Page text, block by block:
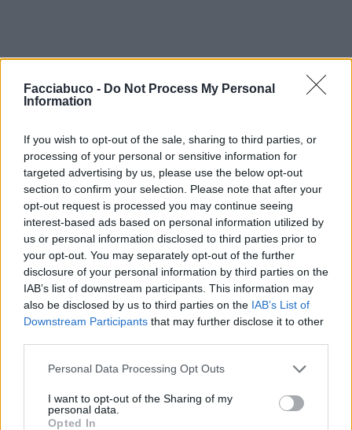
Facciabuco - Do Not Process My Personal
Information
If you wish to opt-out of the sale, sharing to third parties, or
processing of your personal or sensitive information for
targeted advertising by us, please use the below opt-out
section to confirm your selection. Please note that after your
opt-out request is processed you may continue seeing
interest-based ads based on personal information utilized by
us or personal information disclosed to third parties prior to
your opt-out. You may separately opt-out of the further
disclosure of your personal information by third parties on the
IAB’s list of downstream participants. This information may
also be disclosed by us to third parties on the IAB’s List of
Downstream Participants that may further disclose it to other
Personal Data Processing Opt Outs
I want to opt-out of the Sharing of my
personal data.
Opted In
PePpE68:Minchia che tette
2
2 Giugno alle ore 23:30
· Ti stimo · Rispondi
Pastafariano: